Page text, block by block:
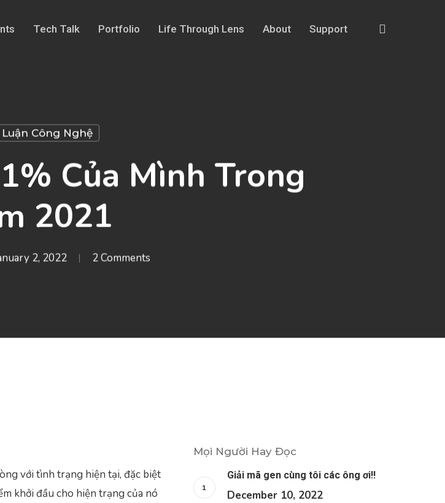
Tech Talk Portfolio Life Through Lens About Support
Công Nghệ
Của Mình Trong
2021
2, 2022 2 Comments
với tình trạng hiện tại, đặc biệt
khởi đầu cho hiện trạng của nó
Mọi Người Hay Đọc
Giải mã gen cùng tôi các ông ơi!!
December 10, 2022